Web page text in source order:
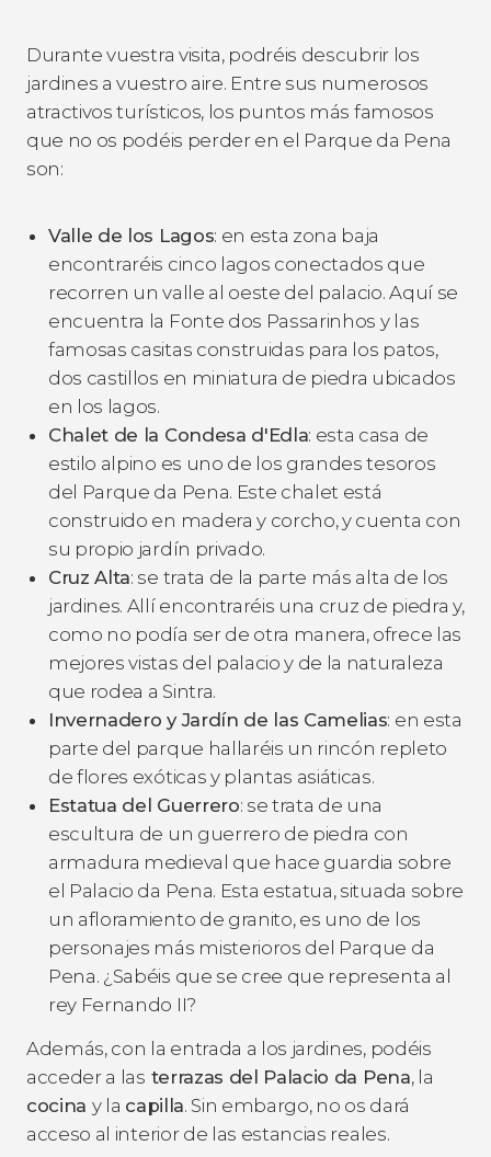
Durante vuestra visita, podréis descubrir los
jardines a vuestro aire. Entre sus numerosos
atractivos turísticos, los puntos más famosos
que no os podéis perder en el Parque da Pena
son:
Valle de los Lagos: en esta zona baja
encontraréis cinco lagos conectados que
recorren un valle al oeste del palacio. Aquí se
encuentra la Fonte dos Passarinhos y las
famosas casitas construidas para los patos,
dos castillos en miniatura de piedra ubicados
en los lagos.
Chalet de la Condesa d'Edla: esta casa de
estilo alpino es uno de los grandes tesoros
del Parque da Pena. Este chalet está
construido en madera y corcho, y cuenta con
su propio jardín privado.
Cruz Alta: se trata de la parte más alta de los
jardines. Allí encontraréis una cruz de piedra y,
como no podía ser de otra manera, ofrece las
mejores vistas del palacio y de la naturaleza
que rodea a Sintra.
Invernadero y Jardín de las Camelias: en esta
parte del parque hallaréis un rincón repleto
de flores exóticas y plantas asiáticas.
Estatua del Guerrero: se trata de una
escultura de un guerrero de piedra con
armadura medieval que hace guardia sobre
el Palacio da Pena. Esta estatua, situada sobre
un afloramiento de granito, es uno de los
personajes más misterioros del Parque da
Pena. ¿Sabéis que se cree que representa al
rey Fernando II?
Además, con la entrada a los jardines, podéis
acceder a las terrazas del Palacio da Pena, la
cocina y la capilla. Sin embargo, no os dará
acceso al interior de las estancias reales.